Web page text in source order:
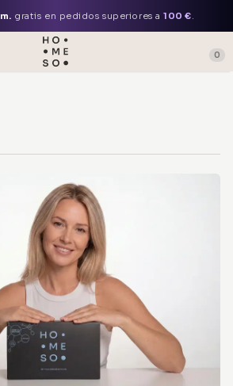
gratis en pedidos superiores a100 €.
0